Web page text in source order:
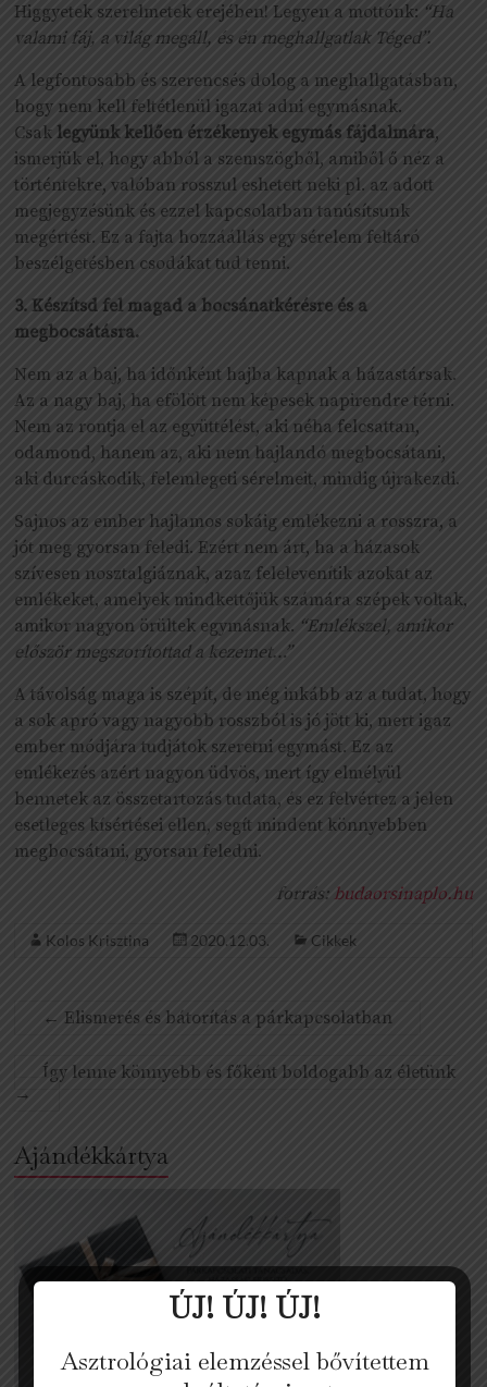
Higgyetek szerelmetek erejében! Legyen a mottónk: “Ha
valami fáj, a világ megáll, és én meghallgatlak Téged”.
A legfontosabb és szerencsés dolog a meghallgatásban,
hogy nem kell feltétlenül igazat adni egymásnak.
Csak legyünk kellően érzékenyek egymás fájdalmára,
ismerjük el, hogy abból a szemszögből, amiből ő néz a
történtekre, valóban rosszul eshetett neki pl. az adott
megjegyzésünk és ezzel kapcsolatban tanúsítsunk
megértést. Ez a fajta hozzáállás egy sérelem feltáró
beszélgetésben csodákat tud tenni.
3. Készítsd fel magad a bocsánatkérésre és a
megbocsátásra.
Nem az a baj, ha időnként hajba kapnak a házastársak.
Az a nagy baj, ha efölött nem képesek napirendre térni.
Nem az rontja el az együttélést, aki néha felcsattan,
odamond, hanem az, aki nem hajlandó megbocsátani,
aki durcáskodik, felemlegeti sérelmeit, mindig újrakezdi.
Sajnos az ember hajlamos sokáig emlékezni a rosszra, a
jót meg gyorsan feledi. Ezért nem árt, ha a házasok
szívesen nosztalgiáznak, azaz felelevenítik azokat az
emlékeket, amelyek mindkettőjük számára szépek voltak,
amikor nagyon örültek egymásnak. “Emlékszel, amikor
először megszorítottad a kezemet…”
A távolság maga is szépít, de még inkább az a tudat, hogy
a sok apró vagy nagyobb rosszból is jó jött ki, mert igaz
ember módjára tudjátok szeretni egymást. Ez az
emlékezés azért nagyon üdvös, mert így elmélyül
bennetek az összetartozás tudata, és ez felvértez a jelen
esetleges kísértései ellen, segít mindent könnyebben
megbocsátani, gyorsan feledni.
forrás: budaorsinaplo.hu
Kolos Krisztina 2020.12.03. Cikkek
← Elismerés és bátorítás a párkapcsolatban
Így lenne könnyebb és főként boldogabb az életünk
→
Ajándékkártya
ÚJ! ÚJ! ÚJ!
Asztrológiai elemzéssel bővítettem